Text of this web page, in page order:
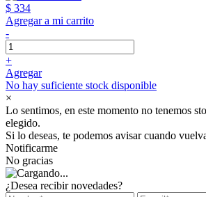
$ 334
Agregar a mi carrito
-
+
Agregar
No hay suficiente stock disponible
×
Lo sentimos, en este momento no tenemos
elegido.
Si lo deseas, te podemos avisar cuando
Notificarme
No gracias
¿Desea recibir novedades?